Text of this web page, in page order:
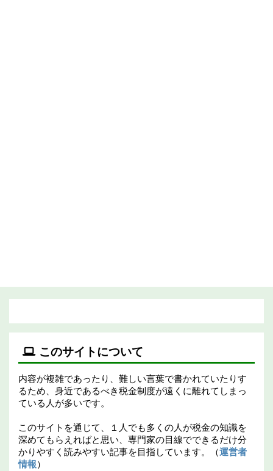
このサイトについて
内容が複雑であったり、難しい言葉で書かれていたりす
るため、身近であるべき税金制度が遠くに離れてしまっ
ている人が多いです。
このサイトを通じて、１人でも多くの人が税金の知識を
深めてもらえればと思い、専門家の目線でできるだけ分
かりやすく読みやすい記事を目指しています。（運営者
情報）